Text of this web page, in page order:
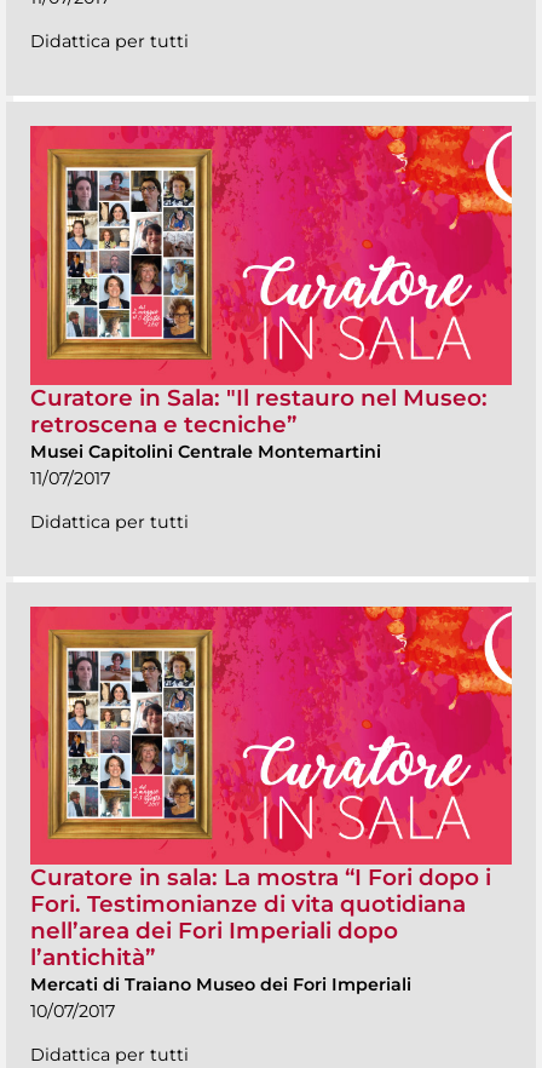
Didattica per tutti
Curatore in Sala: "Il restauro nel Museo:
retroscena e tecniche”
Musei Capitolini Centrale Montemartini
11/07/2017
Didattica per tutti
Curatore in sala: La mostra “I Fori dopo i
Fori. Testimonianze di vita quotidiana
nell’area dei Fori Imperiali dopo
l’antichità”
Mercati di Traiano Museo dei Fori Imperiali
10/07/2017
Didattica per tutti